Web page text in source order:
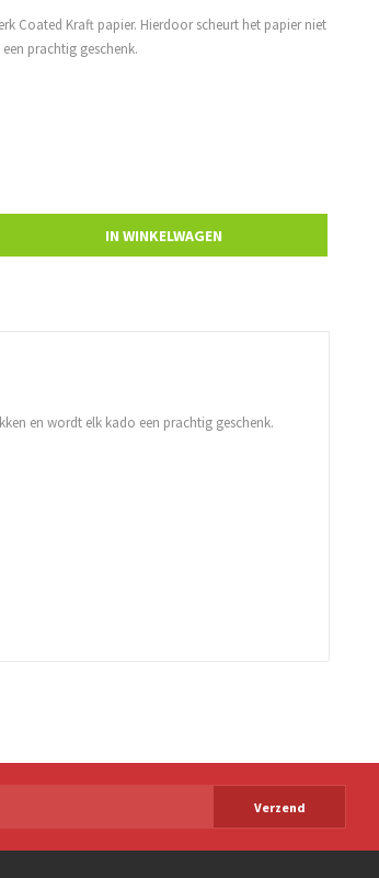
Coated Kraft papier. Hierdoor scheurt het papier niet
prachtig geschenk.
IN WINKELWAGEN
en wordt elk kado een prachtig geschenk.
Verzend